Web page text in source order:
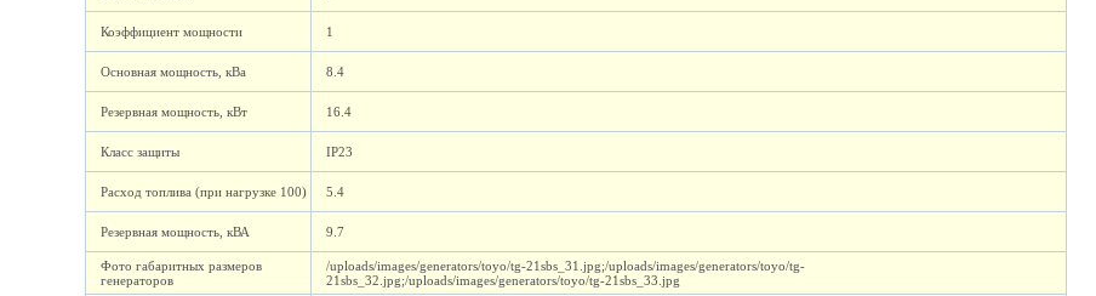
Коэффициент мощности 1
Основная мощность, кВа 8.4
Резервная мощность, кВт 16.4
Класс защиты IP23
Расход топлива (при нагрузке 100) 5.4
Резервная мощность, кВА 9.7
Фото габаритных размеров
генераторов
/uploads/images/generators/toyo/tg-21sbs_31.jpg;/uploads/images/generators/toyo/tg-
21sbs_32.jpg;/uploads/images/generators/toyo/tg-21sbs_33.jpg